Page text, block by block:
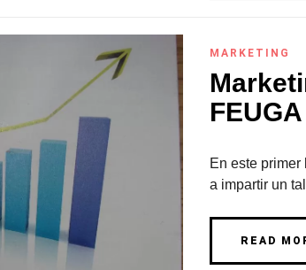
MARKETING
En este
a impartir un
READ